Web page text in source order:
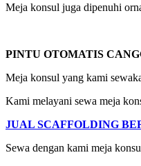
Meja konsul juga dipenuhi
PINTU OTOMATIS
Meja konsul yang kami
Kami melayani sewa meja
JUAL SCAFFOLDING
Sewa dengan kami meja